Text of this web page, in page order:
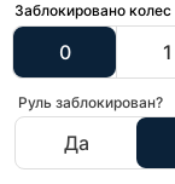
Заблокировано колес
0 1
Руль заблокирован?
Да